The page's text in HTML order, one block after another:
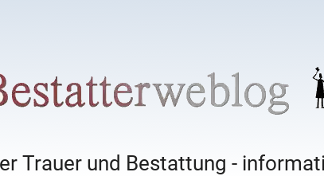
Trauer und Bestattung -